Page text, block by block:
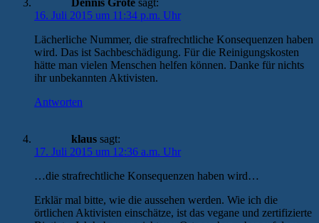
Dennis Grote sagt:
16. Juli 2015 um 11:34 p.m. Uhr
Lächerliche Nummer, die strafrechtliche Konsequenzen haben
wird. Das ist Sachbeschädigung. Für die Reinigungskosten
hätte man vielen Menschen helfen können. Danke für nichts
ihr unbekannten Aktivisten.
Antworten
klaus sagt:
17. Juli 2015 um 12:36 a.m. Uhr
…die strafrechtliche Konsequenzen haben wird…
Erklär mal bitte, wie die aussehen werden. Wie ich die
örtlichen Aktivisten einschätze, ist das vegane und zertifizierte